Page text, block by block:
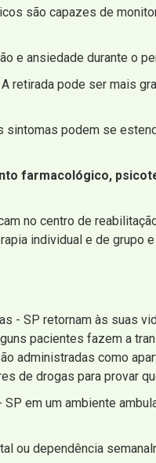
são capazes de
e ansiedade durante o
retirada pode ser mais
sintomas podem se
farmacológico,
no centro de
individual e de grupo
- SP retornam às suas
pacientes fazem a
administradas como
de drogas para provar
em um ambiente
ou dependência